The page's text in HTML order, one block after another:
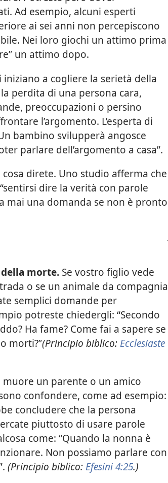
Ad esempio, alcuni esperti
ai sei anni non percepiscono
Nei loro giochi un attimo prima
un attimo dopo.
a cogliere la serietà della
perdita di una persona cara,
preoccupazioni o persino
l’argomento. L’esperta di
bambino svilupperà angosce
parlare dell’argomento a casa”.
direte. Uno studio afferma che
dire la verità con parole
mai una domanda se non è pronto
morte. Se vostro figlio vede
o se un animale da compagnia
semplici domande per
potreste chiedergli: “Secondo
Ha fame? Come fai a sapere se
morti?”(Principio biblico: Ecclesiaste
muore un parente o un amico
confondere, come ad esempio:
concludere che la persona
piuttosto di usare parole
come: “Quando la nonna è
Non possiamo parlare con
(Principio biblico: Efesini 4:25.)